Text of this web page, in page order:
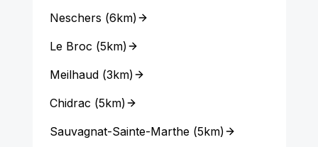
Neschers (6km)
Le Broc (5km)
Meilhaud(3km)
Chidrac (5km)
Sauvagnat-Sainte-Marthe(5km)